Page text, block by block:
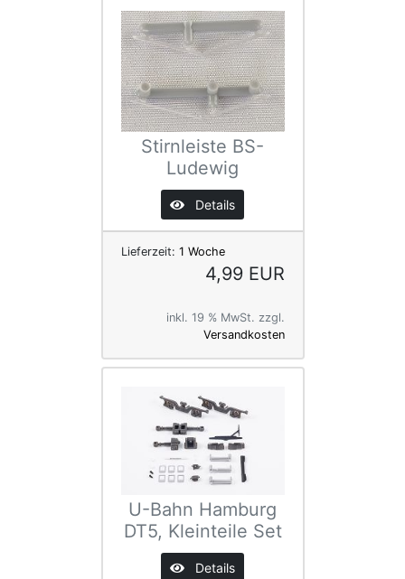
Stirnleiste BS-
Ludewig
Details
Lieferzeit: 1 Woche
4,99 EUR
inkl. 19 % MwSt. zzgl.
Versandkosten
U-Bahn Hamburg
DT5, Kleinteile Set
Details